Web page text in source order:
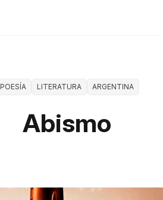
POESÍA LITERATURA ARGENTINA
Abismo